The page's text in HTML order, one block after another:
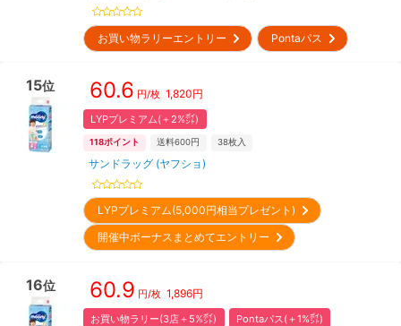
お買い物ラリーエントリー Pontaパス
15位 60.6 円/枚 1,820円
LYPプレミアム(＋2%㌽)
118ポイント 送料600円 38枚入
サンドラッグ (ヤフショ)
LYPプレミアム(5,000円相当プレゼント)
開催中ボーナスまとめてエントリー
16位 60.9 円/枚 1,896円
お買い物ラリー(3店＋5%㌽) Pontaパス(＋1%㌽)